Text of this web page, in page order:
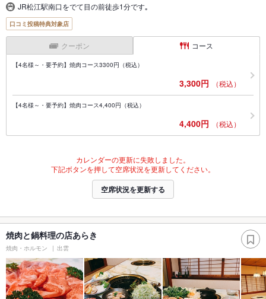
JR松江駅南口をでて目の前徒歩1分です｡
口コミ投稿特典対象店
クーポン コース
【4名様～・要予約】焼肉コース3300円（税込）
3,300円 （税込）
【4名様～・要予約】焼肉コース4,400円（税込）
4,400円 （税込）
カレンダーの更新に失敗しました。
下記ボタンを押して空席状況を更新してください。
空席状況を更新する
焼肉と鍋料理の店あらき
焼肉・ホルモン 出雲